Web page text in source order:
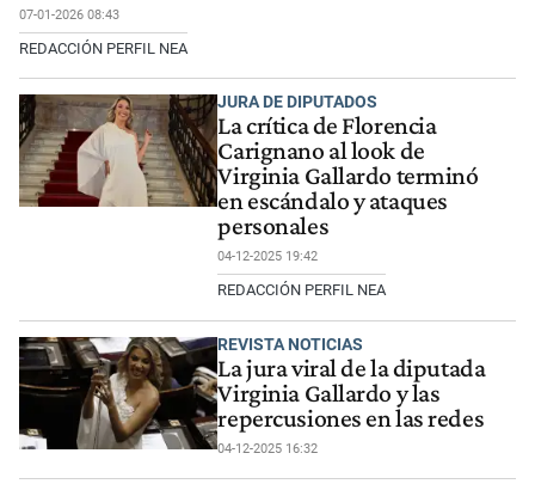
07-01-2026 08:43
REDACCIÓN PERFIL NEA
JURA DE DIPUTADOS
La crítica de Florencia
Carignano al look de
Virginia Gallardo terminó
en escándalo y ataques
personales
04-12-2025 19:42
REDACCIÓN PERFIL NEA
REVISTA NOTICIAS
La jura viral de la diputada
Virginia Gallardo y las
repercusiones en las redes
04-12-2025 16:32